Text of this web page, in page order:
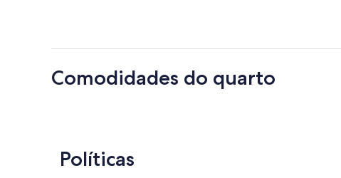
Comodidades do quarto
Políticas